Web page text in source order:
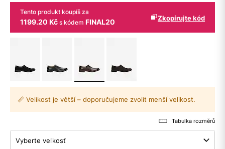
Tento produkt koupíš za
1199.20 Kč s kódem FINAL20 Zkopírujte kód
📏 Velikost je větší – doporučujeme zvolit menší velikost.
Tabulka rozměrů
Vyberte veľkosť